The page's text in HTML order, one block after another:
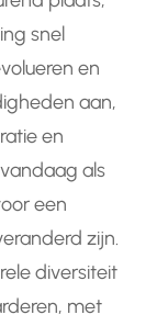
snel
en
aan,
en
als
een
zijn.
diversiteit
met